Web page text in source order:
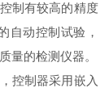
制有较高的精度
自动控制试验，
量的检测仪器。
控制器采用嵌入